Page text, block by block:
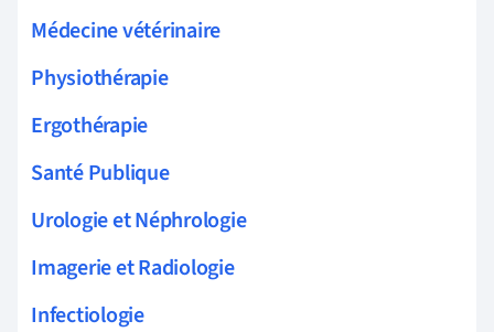
Médecine vétérinaire
Physiothérapie
Ergothérapie
Santé Publique
Urologie et Néphrologie
Imagerie et Radiologie
Infectiologie